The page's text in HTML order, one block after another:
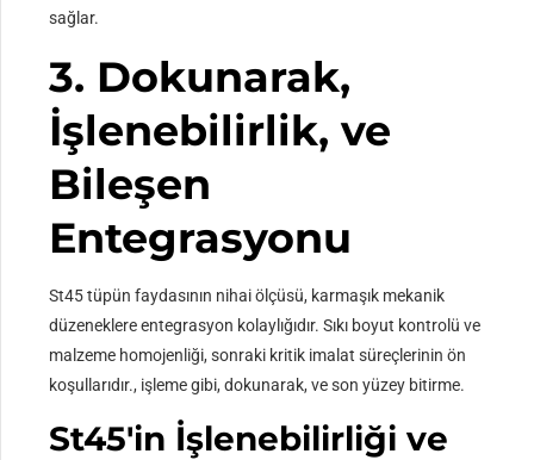
sağlar.
3. Dokunarak,
İşlenebilirlik, ve
Bileşen
Entegrasyonu
St45 tüpün faydasının nihai ölçüsü, karmaşık mekanik
düzeneklere entegrasyon kolaylığıdır. Sıkı boyut kontrolü ve
malzeme homojenliği, sonraki kritik imalat süreçlerinin ön
koşullarıdır., işleme gibi, dokunarak, ve son yüzey bitirme.
St45'in İşlenebilirliği ve